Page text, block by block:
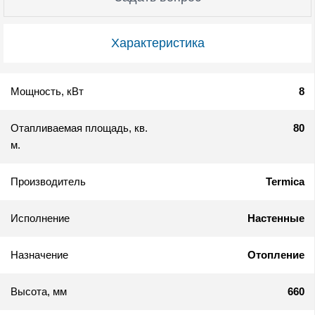
Характеристика
Мощность, кВт 8
Отапливаемая площадь, кв.
м.
80
Производитель Termica
Исполнение Настенные
Назначение Отопление
Высота, мм 660